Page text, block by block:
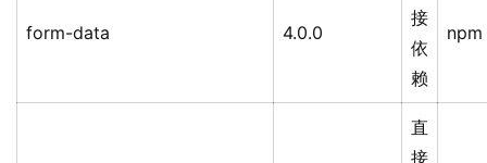
form-data 4.0.0
接
依
赖
npm
直
接